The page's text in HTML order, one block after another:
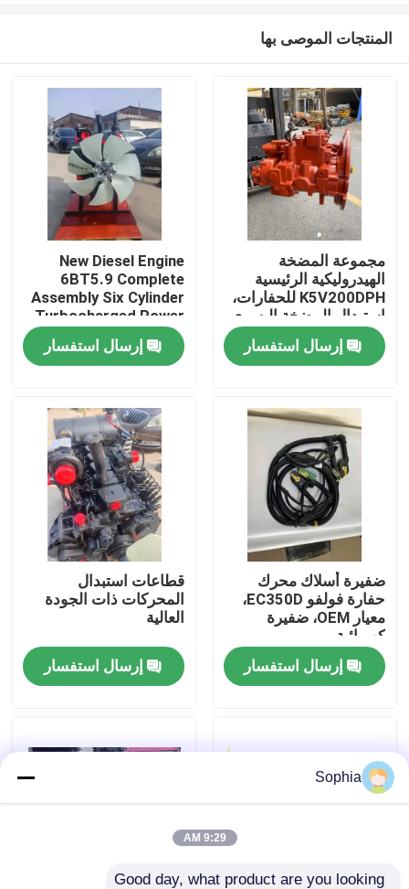
المنزل
المنتجات
فيديوهات
حولنا
جولة في المصنع
مراقبة الجودة
أخبار
الحفارات الغيار
المنتجات الموصى بها
مجموعة المضخة
الهيدروليكية الرئيسية
K5V200DPH للحفارات،
استبدال المضخة اليسرى
واليمنى
إرسال استفسار
New Diesel Engine
6BT5.9 Complete
Assembly Six Cylinder
Turbocharged Power
Unit
إرسال استفسار
ضفيرة أسلاك محرك
حفارة فولفو EC350D،
معيار OEM، ضفيرة
كهربائية
إرسال استفسار
قطاعات استبدال
المحركات ذات الجودة
العالية
إرسال استفسار
Sophia
9:29 AM
Good day, what product are you looking